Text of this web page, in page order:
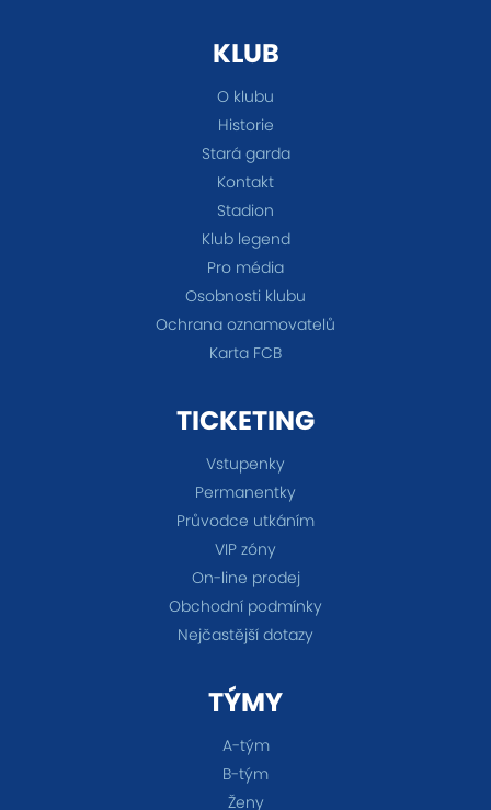
KLUB
O klubu
Historie
Stará garda
Kontakt
Stadion
Klub legend
Pro média
Osobnosti klubu
Ochrana oznamovatelů
Karta FCB
TICKETING
Vstupenky
Permanentky
Průvodce utkáním
VIP zóny
On-line prodej
Obchodní podmínky
Nejčastější dotazy
TÝMY
A-tým
B-tým
Ženy